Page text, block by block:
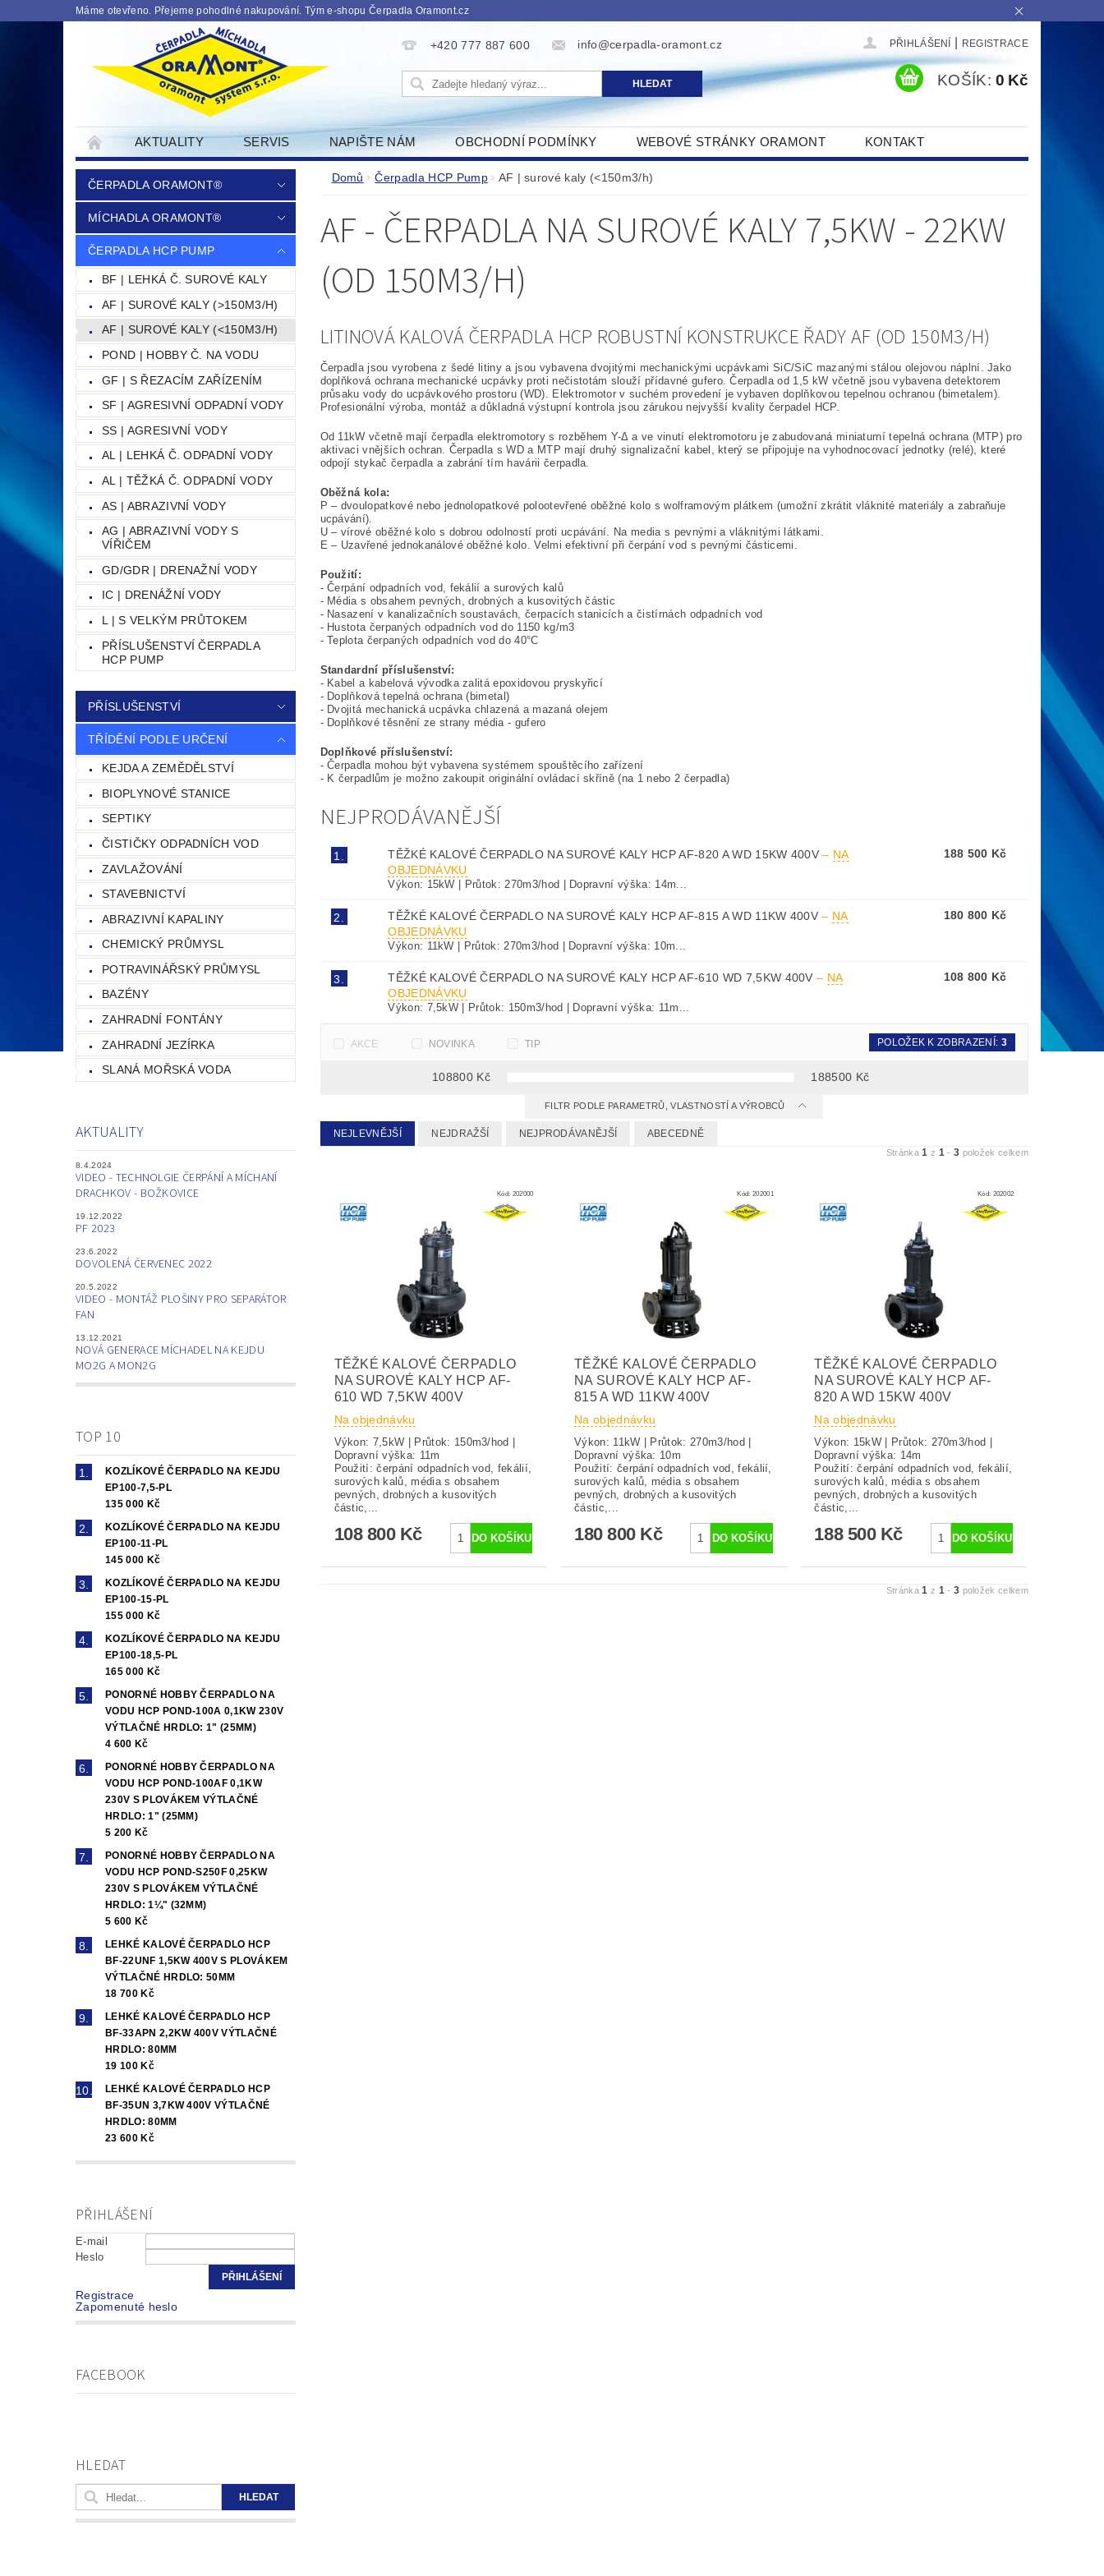
Máme otevřeno. Přejeme pohodlné nakupování. Tým e-shopu Čerpadla Oramont.cz
+420 777 887 600 info@cerpadla-oramont.cz PŘIHLÁŠENÍ REGISTRACE
KOŠÍK: 0 Kč
AKTUALITY SERVIS NAPIŠTE NÁM OBCHODNÍ PODMÍNKY WEBOVÉ STRÁNKY ORAMONT KONTAKT
PODMINKY OCHRANY OSOBNICH UDAJU
ČERPADLA ORAMONT®
MÍCHADLA ORAMONT®
ČERPADLA HCP PUMP
BF | LEHKÁ Č. SUROVÉ KALY
AF | SUROVÉ KALY (>150M3/H)
AF | SUROVÉ KALY (<150M3/H)
POND | HOBBY Č. NA VODU
GF | S ŘEZACÍM ZAŘÍZENÍM
SF | AGRESIVNÍ ODPADNÍ VODY
SS | AGRESIVNÍ VODY
AL | LEHKÁ Č. ODPADNÍ VODY
AL | TĚŽKÁ Č. ODPADNÍ VODY
AS | ABRAZIVNÍ VODY
AG | ABRAZIVNÍ VODY S
VÍŘIČEM
GD/GDR | DRENAŽNÍ VODY
IC | DRENÁŽNÍ VODY
L | S VELKÝM PRŮTOKEM
PŘÍSLUŠENSTVÍ ČERPADLA
HCP PUMP
PŘÍSLUŠENSTVÍ
TŘÍDĚNÍ PODLE URČENÍ
KEJDA A ZEMĚDĚLSTVÍ
BIOPLYNOVÉ STANICE
SEPTIKY
ČISTIČKY ODPADNÍCH VOD
ZAVLAŽOVÁNÍ
STAVEBNICTVÍ
ABRAZIVNÍ KAPALINY
CHEMICKÝ PRŮMYSL
POTRAVINÁŘSKÝ PRŮMYSL
BAZÉNY
ZAHRADNÍ FONTÁNY
ZAHRADNÍ JEZÍRKA
SLANÁ MOŘSKÁ VODA
AKTUALITY
8.4.2024
VIDEO - TECHNOLGIE ČERPÁNÍ A MÍCHANÍ
DRACHKOV - BOŽKOVICE
19.12.2022
PF 2023
23.6.2022
DOVOLENÁ ČERVENEC 2022
20.5.2022
VIDEO - MONTÁŽ PLOŠINY PRO SEPARÁTOR
FAN
13.12.2021
NOVÁ GENERACE MÍCHADEL NA KEJDU
MO2G A MON2G
TOP 10
KOZLÍKOVÉ ČERPADLO NA KEJDU
EP100-7,5-PL
135 000 Kč
KOZLÍKOVÉ ČERPADLO NA KEJDU
EP100-11-PL
145 000 Kč
KOZLÍKOVÉ ČERPADLO NA KEJDU
EP100-15-PL
155 000 Kč
KOZLÍKOVÉ ČERPADLO NA KEJDU
EP100-18,5-PL
165 000 Kč
PONORNÉ HOBBY ČERPADLO NA
VODU HCP POND-100A 0,1KW 230V
VÝTLAČNÉ HRDLO: 1" (25MM)
4 600 Kč
PONORNÉ HOBBY ČERPADLO NA
VODU HCP POND-100AF 0,1KW
230V S PLOVÁKEM VÝTLAČNÉ
HRDLO: 1" (25MM)
5 200 Kč
PONORNÉ HOBBY ČERPADLO NA
VODU HCP POND-S250F 0,25KW
230V S PLOVÁKEM VÝTLAČNÉ
HRDLO: 1¼" (32MM)
5 600 Kč
LEHKÉ KALOVÉ ČERPADLO HCP
BF-22UNF 1,5KW 400V S PLOVÁKEM
VÝTLAČNÉ HRDLO: 50MM
18 700 Kč
LEHKÉ KALOVÉ ČERPADLO HCP
BF-33APN 2,2KW 400V VÝTLAČNÉ
HRDLO: 80MM
19 100 Kč
LEHKÉ KALOVÉ ČERPADLO HCP
BF-35UN 3,7KW 400V VÝTLAČNÉ
HRDLO: 80MM
23 600 Kč
PŘIHLÁŠENÍ
E-mail
Heslo
Registrace
Zapomenuté heslo
FACEBOOK
HLEDAT
Domů Čerpadla HCP Pump AF | surové kaly (<150m3/h)
AF - ČERPADLA NA SUROVÉ KALY 7,5KW - 22KW
(OD 150M3/H)
LITINOVÁ KALOVÁ ČERPADLA HCP ROBUSTNÍ KONSTRUKCE ŘADY AF (OD 150M3/H)
Čerpadla jsou vyrobena z šedé litiny a jsou vybavena dvojitými mechanickými ucpávkami SiC/SiC mazanými stálou olejovou náplní. Jako
doplňková ochrana mechanické ucpávky proti nečistotám slouží přídavné gufero. Čerpadla od 1,5 kW včetně jsou vybavena detektorem
průsaku vody do ucpávkového prostoru (WD). Elektromotor v suchém provedení je vybaven doplňkovou tepelnou ochranou (bimetalem).
Profesionální výroba, montáž a důkladná výstupní kontrola jsou zárukou nejvyšší kvality čerpadel HCP.
Od 11kW včetně mají čerpadla elektromotory s rozběhem Y-Δ a ve vinutí elektromotoru je zabudovaná miniaturní tepelná ochrana (MTP) pro
aktivaci vnějších ochran. Čerpadla s WD a MTP mají druhý signalizační kabel, který se připojuje na vyhodnocovací jednotky (relé), které
odpojí stykač čerpadla a zabrání tím havárii čerpadla.
Oběžná kola:
P – dvoulopatkové nebo jednolopatkové polootevřené oběžné kolo s wolframovým plátkem (umožní zkrátit vláknité materiály a zabraňuje
ucpávání).
U – vírové oběžné kolo s dobrou odolností proti ucpávání. Na media s pevnými a vláknitými látkami.
E – Uzavřené jednokanálové oběžné kolo. Velmi efektivní při čerpání vod s pevnými částicemi.
Použití:
- Čerpání odpadních vod, fekálií a surových kalů
- Média s obsahem pevných, drobných a kusovitých částic
- Nasazení v kanalizačních soustavách, čerpacích stanicích a čistírnách odpadních vod
- Hustota čerpaných odpadních vod do 1150 kg/m3
- Teplota čerpaných odpadních vod do 40°C
Standardní příslušenství:
- Kabel a kabelová vývodka zalitá epoxidovou pryskyřicí
- Doplňková tepelná ochrana (bimetal)
- Dvojitá mechanická ucpávka chlazená a mazaná olejem
- Doplňkové těsnění ze strany média - gufero
Doplňkové příslušenství:
- Čerpadla mohou být vybavena systémem spouštěcího zařízení
- K čerpadlům je možno zakoupit originální ovládací skříně (na 1 nebo 2 čerpadla)
NEJPRODÁVANĚJŠÍ
1. TĚŽKÉ KALOVÉ ČERPADLO NA SUROVÉ KALY HCP AF-820 A WD 15KW 400V– NA
OBJEDNÁVKU
Výkon: 15kW | Průtok: 270m3/hod | Dopravní výška: 14m...
188 500 Kč
2. TĚŽKÉ KALOVÉ ČERPADLO NA SUROVÉ KALY HCP AF-815 A WD 11KW 400V– NA
OBJEDNÁVKU
Výkon: 11kW | Průtok: 270m3/hod | Dopravní výška: 10m...
180 800 Kč
3. TĚŽKÉ KALOVÉ ČERPADLO NA SUROVÉ KALY HCP AF-610 WD 7,5KW 400V– NA
OBJEDNÁVKU
Výkon: 7,5kW | Průtok: 150m3/hod | Dopravní výška: 11m...
108 800 Kč
AKCE NOVINKA TIP
108800 Kč 188500 Kč
POLOŽEK K ZOBRAZENÍ: 3
FILTR PODLE PARAMETRŮ, VLASTNOSTÍ A VÝROBCŮ
NEJLEVNĚJŠÍ NEJDRAŽŠÍ NEJPRODÁVANĚJŠÍ ABECEDNĚ
Stránka1 z 1- 3 položek celkem
Kód: 202000
TĚŽKÉ KALOVÉ ČERPADLO
NA SUROVÉ KALY HCP AF-
610 WD 7,5KW 400V
Na objednávku
Výkon: 7,5kW | Průtok: 150m3/hod |
Dopravní výška: 11m
Použití: čerpání odpadních vod, fekálií,
surových kalů, média s obsahem
pevných, drobných a kusovitých
částic,...
108 800 Kč
Kód:202001
TĚŽKÉ KALOVÉ ČERPADLO
NA SUROVÉ KALY HCP AF-
815 A WD 11KW 400V
Na objednávku
Výkon: 11kW | Průtok: 270m3/hod |
Dopravní výška: 10m
Použití: čerpání odpadních vod, fekálií,
surových kalů, média s obsahem
pevných, drobných a kusovitých
částic,...
180 800 Kč
Kód: 202002
TĚŽKÉ KALOVÉ ČERPADLO
NA SUROVÉ KALY HCP AF-
820 A WD 15KW 400V
Na objednávku
Výkon: 15kW | Průtok: 270m3/hod |
Dopravní výška: 14m
Použití: čerpání odpadních vod, fekálií,
surových kalů, média s obsahem
pevných, drobných a kusovitých
částic,...
188 500 Kč
Stránka1 z 1 - 3 položek celkem